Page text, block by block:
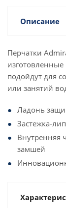
Описание
Перчатки
подойдут для
или занятий
Ладонь
Застежка-
Внутренняя
замшей